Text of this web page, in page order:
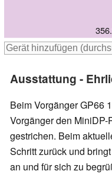
Ausstattung -
Beim Vorgänger GP66
Vorgänger den
gestrichen. Beim
Schritt zurück und
an und für sich zu